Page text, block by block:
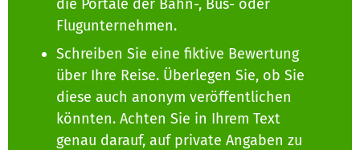
die Portale der Bahn-, Bus- oder
Flugunternehmen.
Schreiben Sie eine fiktive Bewertung
über Ihre Reise. Überlegen Sie, ob Sie
diese auch anonym veröffentlichen
könnten. Achten Sie in Ihrem Text
genau darauf, auf private Angaben zu